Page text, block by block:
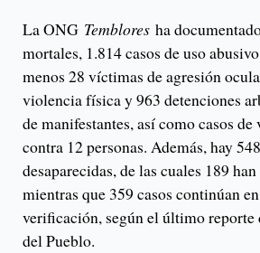
La ONG Temblores ha
mortales, 1.814 casos de uso
menos 28 víctimas de agresión
violencia física y 963 detenciones
de manifestantes, así como casos
contra 12 personas. Además, hay
desaparecidas, de las cuales 189
mientras que 359 casos continúan
verificación, según el último reporte
del Pueblo.